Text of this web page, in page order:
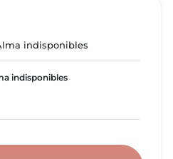
indisponibles
indisponibles